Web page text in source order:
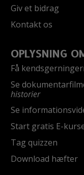
Giv et bidrag
Kontakt os
OPLYSNING
Få
Se
historier
Se
Start gratis E-
Tag quizzen
Download hæfter